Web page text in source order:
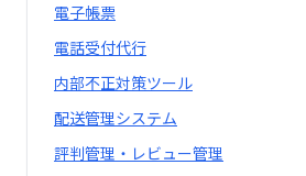
電子帳票
電話受付代行
内部不正対策ツール
配送管理システム
評判管理・レビュー管理